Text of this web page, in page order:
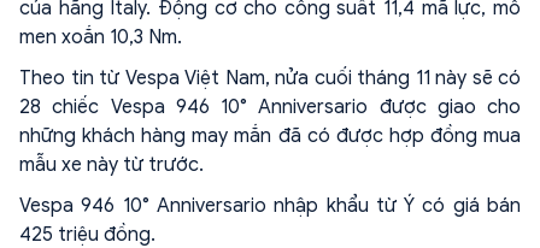
của hãng Italy. Động cơ cho công suất 11,4 mã lực, mô
men xoắn 10,3 Nm.
Theo tin từ Vespa Việt Nam, nửa cuối tháng 11 này sẽ có
28 chiếc Vespa 946 10° Anniversario được giao cho
những khách hàng may mắn đã có được hợp đồng mua
mẫu xe này từ trước.
Vespa 946 10° Anniversario nhập khẩu từ Ý có giá bán
425 triệu đồng.